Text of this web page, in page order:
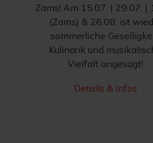
Zams! Am 15.07. | 29.07. |
(Zams) & 26.08. ist
sommerliche
Kulinarik und
Vielfalt angesagt!
Details & Infos